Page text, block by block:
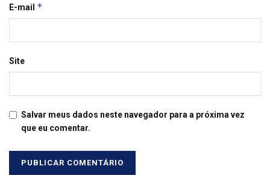
E-mail *
Site
Salvar meus dados neste navegador para a próxima vez
que eu comentar.